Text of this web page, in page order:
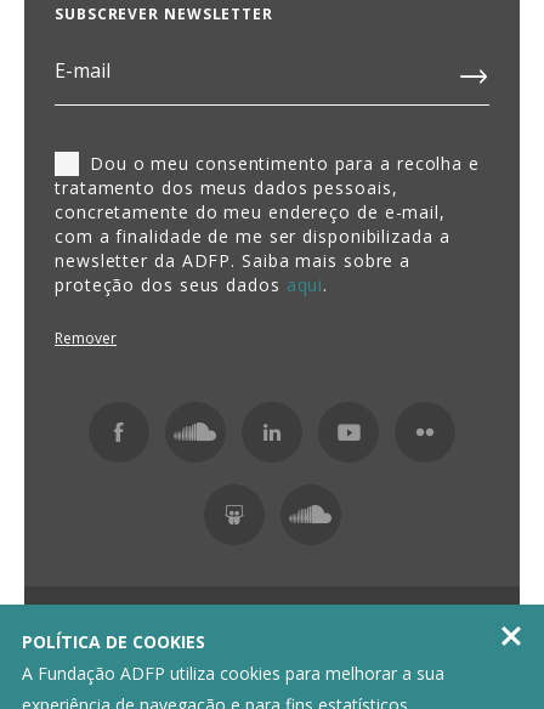
POLÍTICA DE COOKIES
A Fundação ADFP utiliza cookies para melhorar a sua

SUBSCREVER NEWSLETTER
Dou o meu consentimento para a recolha e
tratamento dos meus dados pessoais,
concretamente do meu endereço de e-mail,
com a finalidade de me ser disponibilizada a
newsletter da ADFP. Saiba mais sobre a
proteção dos seus dados aqui.
Remover
Política de Privacidade